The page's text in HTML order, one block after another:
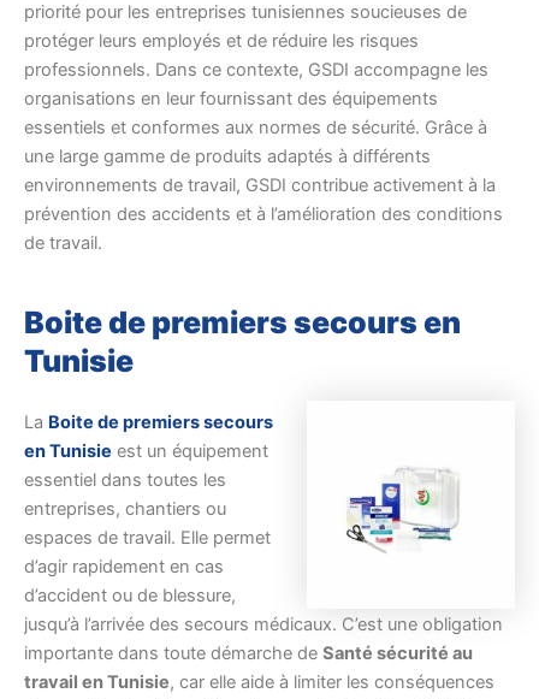
priorité pour les entreprises tunisiennes soucieuses de
protéger leurs employés et de réduire les risques
professionnels. Dans ce contexte, GSDI accompagne les
organisations en leur fournissant des équipements
essentiels et conformes aux normes de sécurité. Grâce à
une large gamme de produits adaptés à différents
environnements de travail, GSDI contribue activement à la
prévention des accidents et à l’amélioration des conditions
de travail.
Boite de premiers secours en
Tunisie
La Boite de premiers secours
en Tunisie est un équipement
essentiel dans toutes les
entreprises, chantiers ou
espaces de travail. Elle permet
d’agir rapidement en cas
d’accident ou de blessure,
jusqu’à l’arrivée des secours médicaux. C’est une obligation
importante dans toute démarche de Santé sécurité au
travail en Tunisie, car elle aide à limiter les conséquences